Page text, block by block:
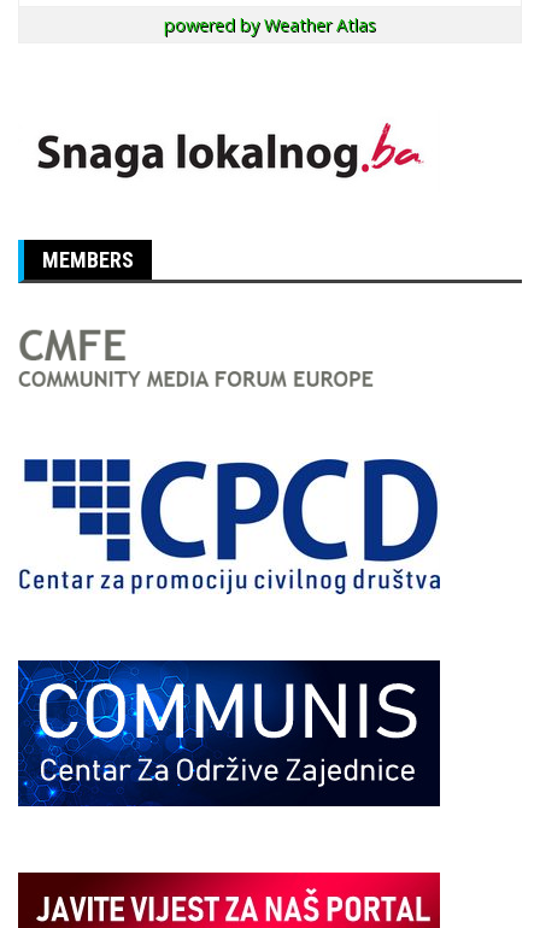
powered byWeather Atlas
MEMBERS